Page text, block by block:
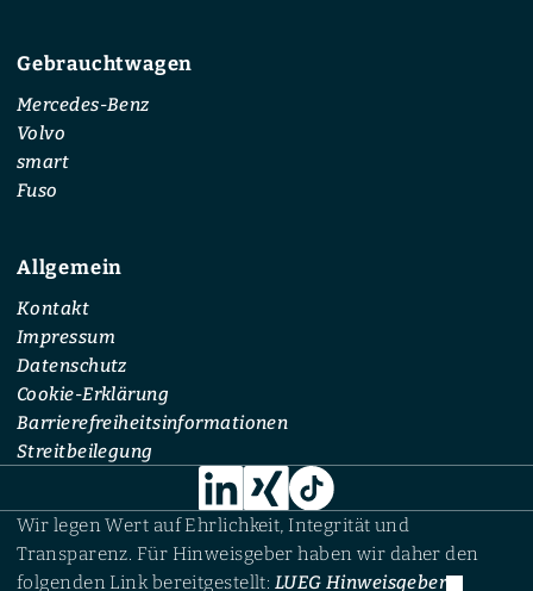
Gebrauchtwagen
Mercedes-Benz
Volvo
smart
Fuso
Allgemein
Kontakt
Impressum
Datenschutz
Cookie-Erklärung
Barrierefreiheitsinformationen
Streitbeilegung
Wir legen Wert auf Ehrlichkeit, Integrität und
Transparenz. Für Hinweisgeber haben wir daher den
folgenden Link bereitgestellt: LUEG Hinweisgeber